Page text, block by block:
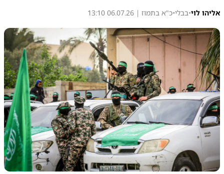
אליהו לוי•בבלי•כ"א בתמוז | 06.07.26 13:10